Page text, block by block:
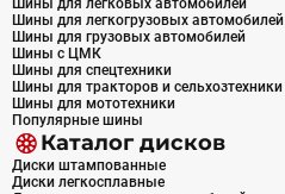
Шины для легковых автомобилей
Шины для легкогрузовых автомобилей
Шины для грузовых автомобилей
Шины с ЦМК
Шины для спецтехники
Шины для тракторов и сельхозтехники
Шины для мототехники
Популярные шины
Каталог дисков
Диски штампованные
Диски легкосплавные